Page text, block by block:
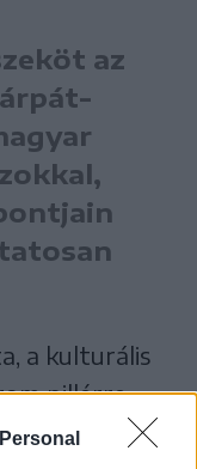
az
a kulturális
pillérre